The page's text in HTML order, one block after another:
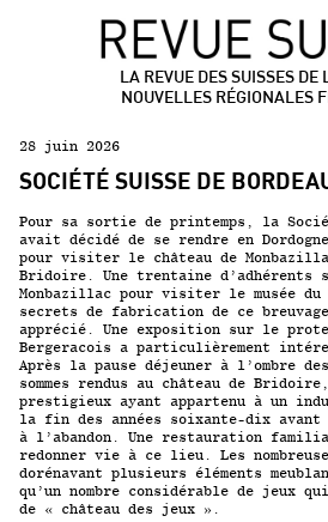
LA REVUE DES SUISSES DE
NOUVELLES RÉGIONALES
28 juin 2026
SOCIÉTÉ SUISSE DE
Pour sa sortie de printemps, la
avait décidé de se rendre en
pour visiter le château de
Bridoire. Une trentaine d’adhérents
Monbazillac pour visiter le musée
secrets de fabrication de ce
apprécié. Une exposition sur le
Bergeracois a particulièrement
Après la pause déjeuner à l’ombre
sommes rendus au château de
prestigieux ayant appartenu à un
la fin des années soixante-dix
à l’abandon. Une restauration
redonner vie à ce lieu. Les
dorénavant plusieurs éléments
qu’un nombre considérable de jeux
de « château des jeux ».